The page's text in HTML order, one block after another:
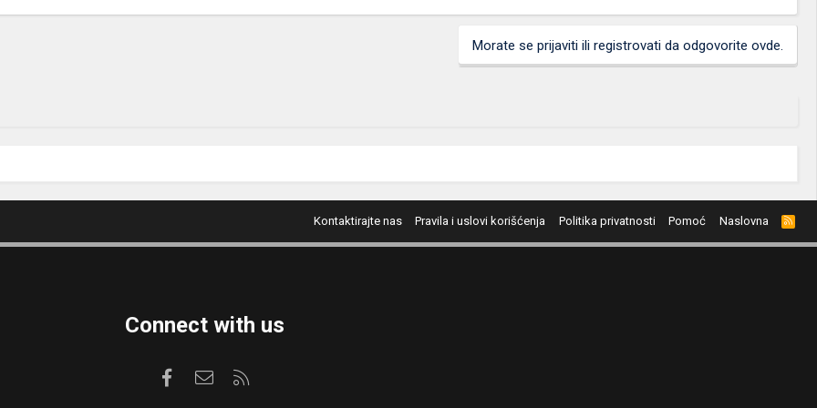
Morate se prijaviti ili registrovati da odgovorite ovde.
Kontaktirajte nas Pravila i uslovi korišćenja Politika privatnosti Pomoć Naslovna
R
S
S
Connect with us
FacebookKontaktirajte nas